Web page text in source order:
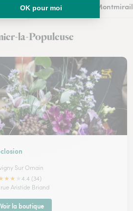
Fleuristes à Montmirail
la-Populeuse
Sur Ornain
★★
4.4 (34)
rue Aristide Briand
Voir la boutique